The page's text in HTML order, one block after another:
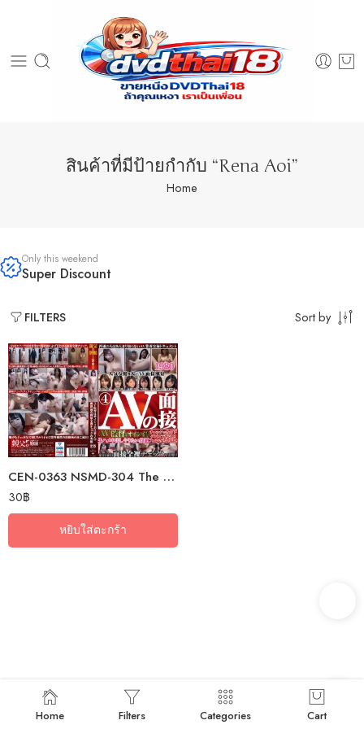
สินค้าที่มีป้ายกำกับ “Rena Aoi”
Home
Only this weekend
Super Discount
FILTERS Sort by
CEN-0363 NSMD-304 The AV Director Is A Good Job ♪ The Actual Situation Of…
30฿
หยิบใส่ตะกร้า
Home Filters Categories Cart